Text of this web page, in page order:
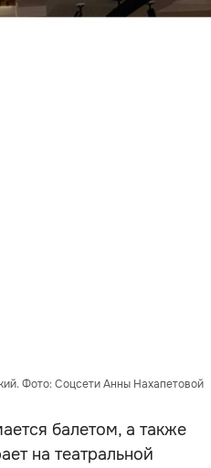
Фото: Соцсети Анны Нахапетовой
балетом, а также
на театральной